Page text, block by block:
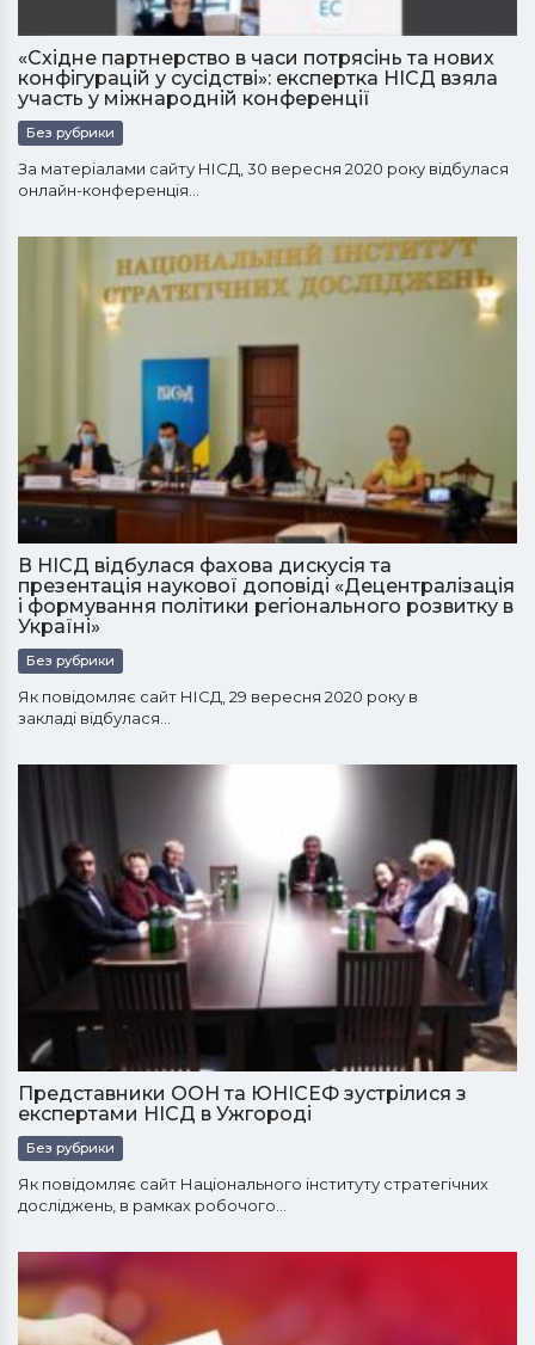
«Східне партнерство в часи потрясінь та нових
конфігурацій у сусідстві»: експертка НІСД взяла
участь у міжнародній конференції
Без рубрики
За матеріалами сайту НІСД, 30 вересня 2020 року відбулася
онлайн-конференція…
В НІСД відбулася фахова дискусія та
презентація наукової доповіді «Децентралізація
і формування політики регіонального розвитку в
Україні»
Без рубрики
Як повідомляє сайт НІСД, 29 вересня 2020 року в
закладі відбулася…
Представники ООН та ЮНІСЕФ зустрілися з
експертами НІСД в Ужгороді
Без рубрики
Як повідомляє сайт Національного інституту стратегічних
досліджень, в рамках робочого…